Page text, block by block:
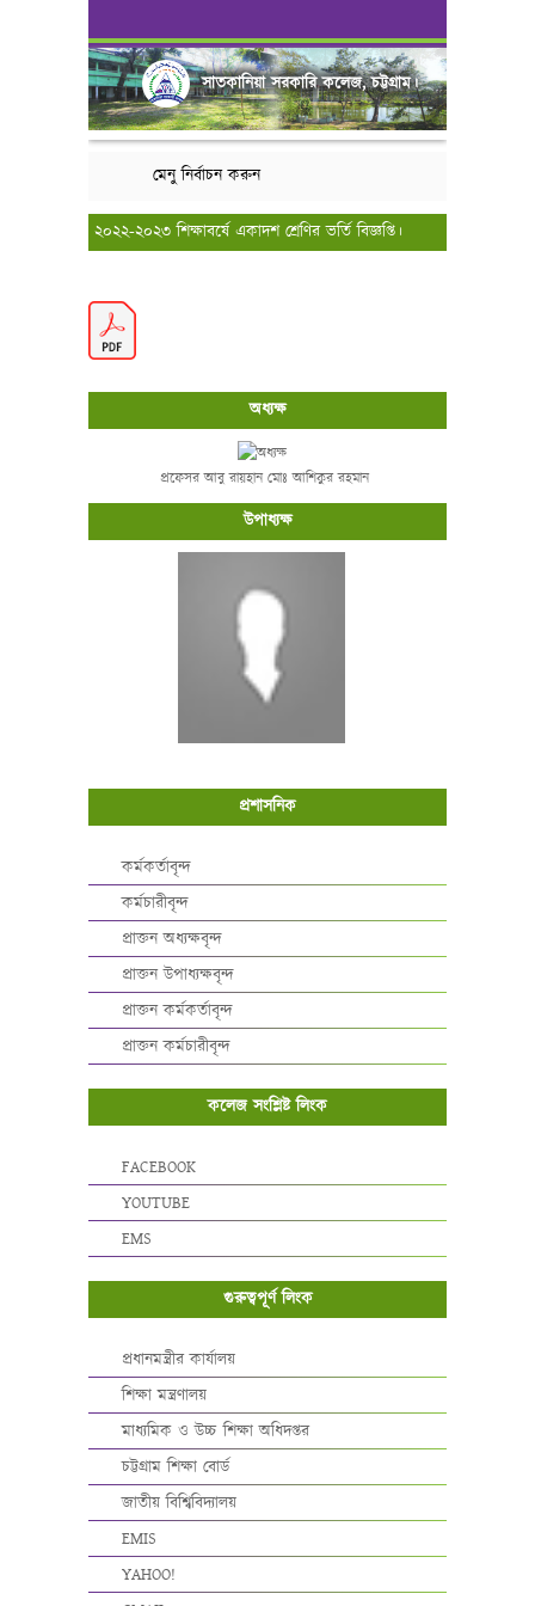
সাতকানিয়া সরকারি কলেজ, চট্টগ্রাম।
মেনু নির্বাচন করুন
২০২২-২০২৩ শিক্ষাবর্ষে একাদশ শ্রেণির ভর্তি বিজ্ঞপ্তি।
অধ্যক্ষ
প্রফেসর আবু রায়হান মোঃ আশিকুর রহমান
উপাধ্যক্ষ
প্রশাসনিক
কর্মকর্তাবৃন্দ
কর্মচারীবৃন্দ
প্রাক্তন অধ্যক্ষবৃন্দ
প্রাক্তন উপাধ্যক্ষবৃন্দ
প্রাক্তন কর্মকর্তাবৃন্দ
প্রাক্তন কর্মচারীবৃন্দ
কলেজ সংশ্লিষ্ট লিংক
FACEBOOK
YOUTUBE
EMS
গুরুত্বপূর্ণ লিংক
প্রধানমন্ত্রীর কার্যালয়
শিক্ষা মন্ত্রণালয়
মাধ্যমিক ও উচ্চ শিক্ষা অধিদপ্তর
চট্টগ্রাম শিক্ষা বোর্ড
জাতীয় বিশ্বিবিদ্যালয়
EMIS
YAHOO!